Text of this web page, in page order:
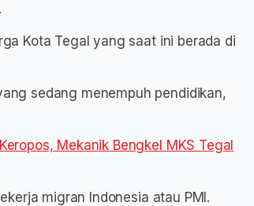
Kota Tegal yang saat ini berada di
sedang menempuh pendidikan,
Mekanik Bengkel MKS Tegal
migran Indonesia atau PMI.